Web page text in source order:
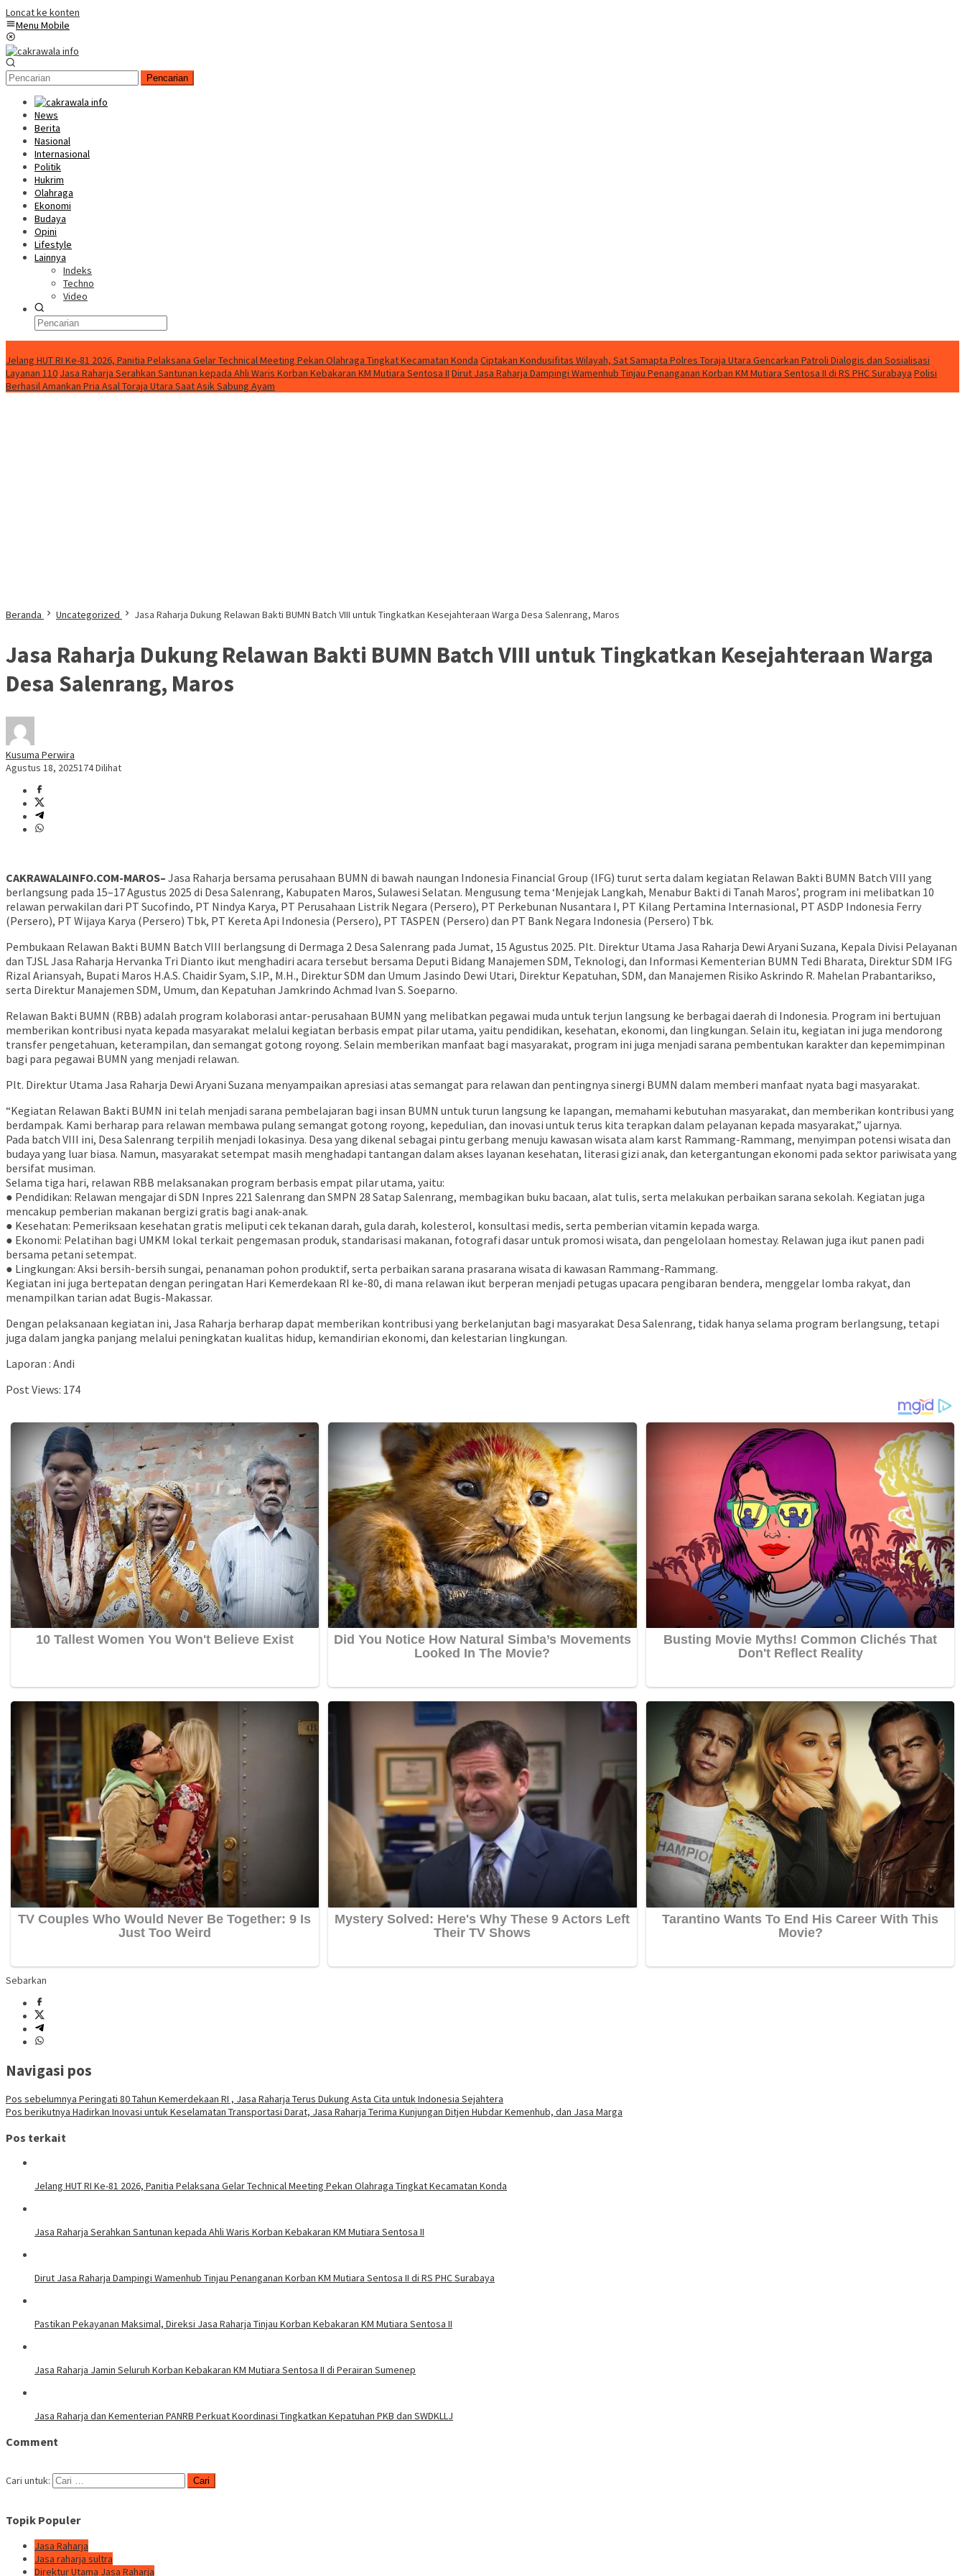
Loncat ke konten
Menu Mobile
Pencarian
News
Berita
Nasional
Internasional
Politik
Hukrim
Olahraga
Ekonomi
Budaya
Opini
Lifestyle
Lainnya
Indeks
Techno
Video
Jelang HUT RI Ke-81 2026, Panitia Pelaksana Gelar Technical Meeting Pekan Olahraga Tingkat Kecamatan Konda Ciptakan Kondusifitas Wilayah, Sat Samapta Polres Toraja Utara Gencarkan Patroli Dialogis dan Sosialisasi
Layanan 110 Jasa Raharja Serahkan Santunan kepada Ahli Waris Korban Kebakaran KM Mutiara Sentosa II Dirut Jasa Raharja Dampingi Wamenhub Tinjau Penanganan Korban KM Mutiara Sentosa II di RS PHC Surabaya Polisi
Berhasil Amankan Pria Asal Toraja Utara Saat Asik Sabung Ayam
Beranda Uncategorized Jasa Raharja Dukung Relawan Bakti BUMN Batch VIII untuk Tingkatkan Kesejahteraan Warga Desa Salenrang, Maros
Jasa Raharja Dukung Relawan Bakti BUMN Batch VIII untuk Tingkatkan Kesejahteraan Warga
Desa Salenrang, Maros
Kusuma Perwira
Agustus 18, 2025174 Dilihat
CAKRAWALAINFO.COM-MAROS– Jasa Raharja bersama perusahaan BUMN di bawah naungan Indonesia Financial Group (IFG) turut serta dalam kegiatan Relawan Bakti BUMN Batch VIII yang
berlangsung pada 15–17 Agustus 2025 di Desa Salenrang, Kabupaten Maros, Sulawesi Selatan. Mengusung tema ‘Menjejak Langkah, Menabur Bakti di Tanah Maros’, program ini melibatkan 10
relawan perwakilan dari PT Sucofindo, PT Nindya Karya, PT Perusahaan Listrik Negara (Persero), PT Perkebunan Nusantara I, PT Kilang Pertamina Internasional, PT ASDP Indonesia Ferry
(Persero), PT Wijaya Karya (Persero) Tbk, PT Kereta Api Indonesia (Persero), PT TASPEN (Persero) dan PT Bank Negara Indonesia (Persero) Tbk.
Pembukaan Relawan Bakti BUMN Batch VIII berlangsung di Dermaga 2 Desa Salenrang pada Jumat, 15 Agustus 2025. Plt. Direktur Utama Jasa Raharja Dewi Aryani Suzana, Kepala Divisi Pelayanan
dan TJSL Jasa Raharja Hervanka Tri Dianto ikut menghadiri acara tersebut bersama Deputi Bidang Manajemen SDM, Teknologi, dan Informasi Kementerian BUMN Tedi Bharata, Direktur SDM IFG
Rizal Ariansyah, Bupati Maros H.A.S. Chaidir Syam, S.IP., M.H., Direktur SDM dan Umum Jasindo Dewi Utari, Direktur Kepatuhan, SDM, dan Manajemen Risiko Askrindo R. Mahelan Prabantarikso,
serta Direktur Manajemen SDM, Umum, dan Kepatuhan Jamkrindo Achmad Ivan S. Soeparno.
Relawan Bakti BUMN (RBB) adalah program kolaborasi antar-perusahaan BUMN yang melibatkan pegawai muda untuk terjun langsung ke berbagai daerah di Indonesia. Program ini bertujuan
memberikan kontribusi nyata kepada masyarakat melalui kegiatan berbasis empat pilar utama, yaitu pendidikan, kesehatan, ekonomi, dan lingkungan. Selain itu, kegiatan ini juga mendorong
transfer pengetahuan, keterampilan, dan semangat gotong royong. Selain memberikan manfaat bagi masyarakat, program ini juga menjadi sarana pembentukan karakter dan kepemimpinan
bagi para pegawai BUMN yang menjadi relawan.
Plt. Direktur Utama Jasa Raharja Dewi Aryani Suzana menyampaikan apresiasi atas semangat para relawan dan pentingnya sinergi BUMN dalam memberi manfaat nyata bagi masyarakat.
“Kegiatan Relawan Bakti BUMN ini telah menjadi sarana pembelajaran bagi insan BUMN untuk turun langsung ke lapangan, memahami kebutuhan masyarakat, dan memberikan kontribusi yang
berdampak. Kami berharap para relawan membawa pulang semangat gotong royong, kepedulian, dan inovasi untuk terus kita terapkan dalam pelayanan kepada masyarakat,” ujarnya.
Pada batch VIII ini, Desa Salenrang terpilih menjadi lokasinya. Desa yang dikenal sebagai pintu gerbang menuju kawasan wisata alam karst Rammang-Rammang, menyimpan potensi wisata dan
budaya yang luar biasa. Namun, masyarakat setempat masih menghadapi tantangan dalam akses layanan kesehatan, literasi gizi anak, dan ketergantungan ekonomi pada sektor pariwisata yang
bersifat musiman.
Selama tiga hari, relawan RBB melaksanakan program berbasis empat pilar utama, yaitu:
● Pendidikan: Relawan mengajar di SDN Inpres 221 Salenrang dan SMPN 28 Satap Salenrang, membagikan buku bacaan, alat tulis, serta melakukan perbaikan sarana sekolah. Kegiatan juga
mencakup pemberian makanan bergizi gratis bagi anak-anak.
● Kesehatan: Pemeriksaan kesehatan gratis meliputi cek tekanan darah, gula darah, kolesterol, konsultasi medis, serta pemberian vitamin kepada warga.
● Ekonomi: Pelatihan bagi UMKM lokal terkait pengemasan produk, standarisasi makanan, fotografi dasar untuk promosi wisata, dan pengelolaan homestay. Relawan juga ikut panen padi
bersama petani setempat.
● Lingkungan: Aksi bersih-bersih sungai, penanaman pohon produktif, serta perbaikan sarana prasarana wisata di kawasan Rammang-Rammang.
Kegiatan ini juga bertepatan dengan peringatan Hari Kemerdekaan RI ke-80, di mana relawan ikut berperan menjadi petugas upacara pengibaran bendera, menggelar lomba rakyat, dan
menampilkan tarian adat Bugis-Makassar.
Dengan pelaksanaan kegiatan ini, Jasa Raharja berharap dapat memberikan kontribusi yang berkelanjutan bagi masyarakat Desa Salenrang, tidak hanya selama program berlangsung, tetapi
juga dalam jangka panjang melalui peningkatan kualitas hidup, kemandirian ekonomi, dan kelestarian lingkungan.
Laporan : Andi
Post Views: 174
Sebarkan
Navigasi pos
Pos sebelumnya Peringati 80 Tahun Kemerdekaan RI , Jasa Raharja Terus Dukung Asta Cita untuk Indonesia Sejahtera
Pos berikutnya Hadirkan Inovasi untuk Keselamatan Transportasi Darat, Jasa Raharja Terima Kunjungan Ditjen Hubdar Kemenhub, dan Jasa Marga
Pos terkait
Jelang HUT RI Ke-81 2026, Panitia Pelaksana Gelar Technical Meeting Pekan Olahraga Tingkat Kecamatan Konda
Jasa Raharja Serahkan Santunan kepada Ahli Waris Korban Kebakaran KM Mutiara Sentosa II
Dirut Jasa Raharja Dampingi Wamenhub Tinjau Penanganan Korban KM Mutiara Sentosa II di RS PHC Surabaya
Pastikan Pekayanan Maksimal, Direksi Jasa Raharja Tinjau Korban Kebakaran KM Mutiara Sentosa II
Jasa Raharja Jamin Seluruh Korban Kebakaran KM Mutiara Sentosa II di Perairan Sumenep
Jasa Raharja dan Kementerian PANRB Perkuat Koordinasi Tingkatkan Kepatuhan PKB dan SWDKLLJ
Comment
Cari untuk:
Topik Populer
Jasa Raharja
Jasa raharja sultra
Direktur Utama Jasa Raharja